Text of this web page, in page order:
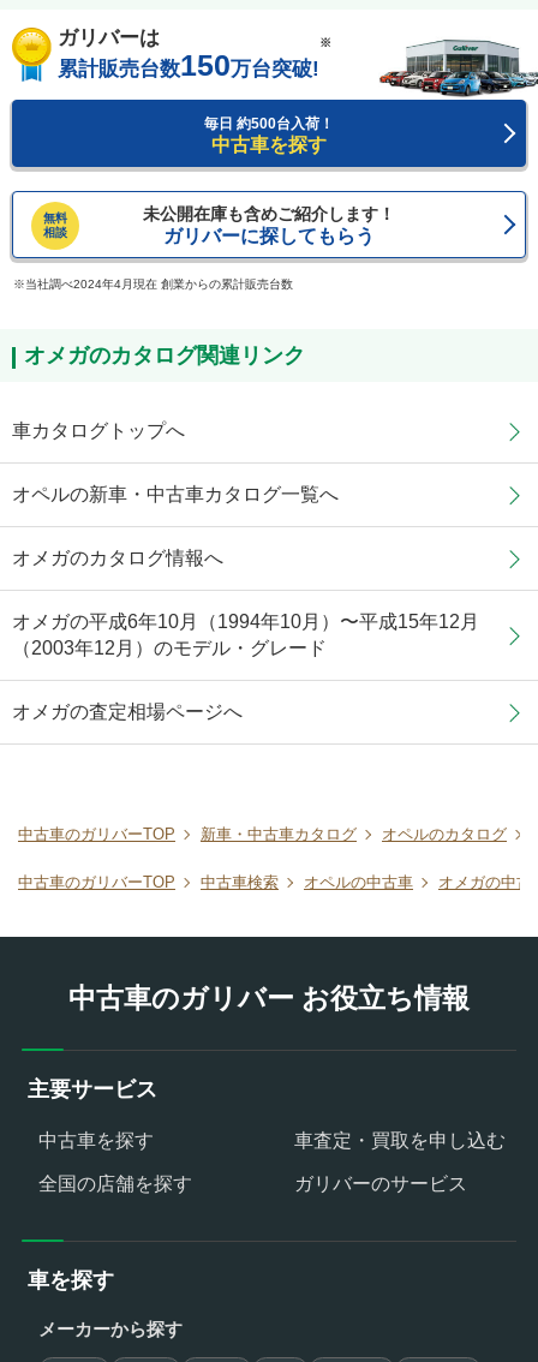
ガリバーは
累計販売台数150万台突破!
※
毎日 約500台入荷！
中古車を探す
無料
相談
未公開在庫も含めご紹介します！
ガリバーに探してもらう
当社調べ2024年4月現在 創業からの累計販売台数
オメガのカタログ関連リンク
車カタログトップへ
オペルの新車・中古車カタログ一覧へ
オメガのカタログ情報へ
オメガの平成6年10月（1994年10月）〜平成15年12月
（2003年12月）のモデル・グレード
オメガの査定相場ページへ
中古車のガリバーTOP 新車・中古車カタログ オペルのカタログ
中古車のガリバーTOP 中古車検索 オペルの中古車 オメガの中古
中古車のガリバー お役立ち情報
主要サービス
中古車を探す
車査定・買取を申し込む
全国の店舗を探す
ガリバーのサービス
車を探す
メーカーから探す